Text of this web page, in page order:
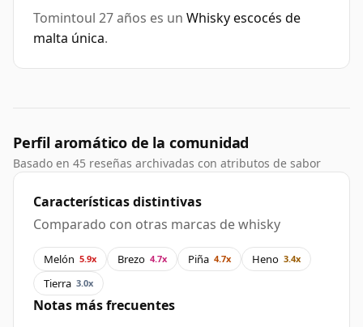
Tomintoul 27 años es un Whisky escocés de
malta única.
Perfil aromático de la comunidad
Basado en 45 reseñas archivadas con atributos de sabor
Características distintivas
Comparado con otras marcas de whisky
Melón 5.9x Brezo 4.7x Piña 4.7x Heno 3.4x
Tierra 3.0x
Notas más frecuentes